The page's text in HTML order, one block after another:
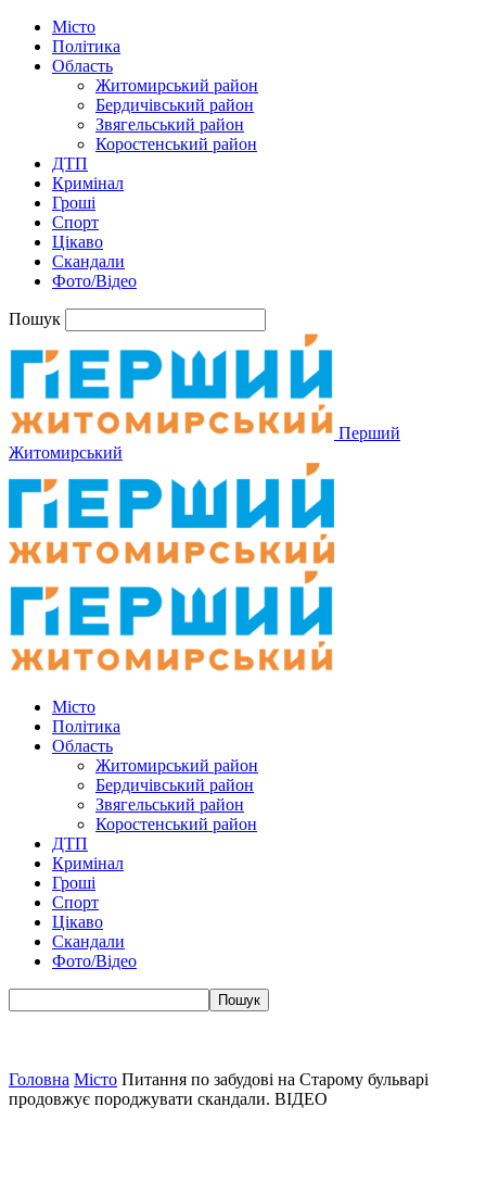
Місто
Політика
Область
Житомирський район
Бердичівський район
Звягельський район
Коростенський район
ДТП
Кримінал
Гроші
Спорт
Цікаво
Скандали
Фото/Відео
Пошук
Перший
Житомирський
Місто
Політика
Область
Житомирський район
Бердичівський район
Звягельський район
Коростенський район
ДТП
Кримінал
Гроші
Спорт
Цікаво
Скандали
Фото/Відео
Головна Місто Питання по забудові на Старому бульварі
продовжує породжувати скандали. ВІДЕО